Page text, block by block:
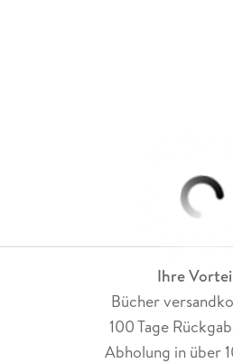
Ihre
Bücher
100 Tage
Abholung in über